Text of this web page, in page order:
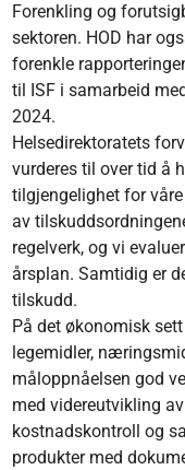
Forenkling og
sektoren. HOD har
forenkle
til ISF i samarbeid
2024.
Helsedirektoratets
vurderes til over tid å
tilgjengelighet for
av
regelverk, og vi
årsplan. Samtidig er
tilskudd.
På det økonomisk
legemidler,
måloppnåelsen god
med videreutvikling
kostnadskontroll og
produkter med